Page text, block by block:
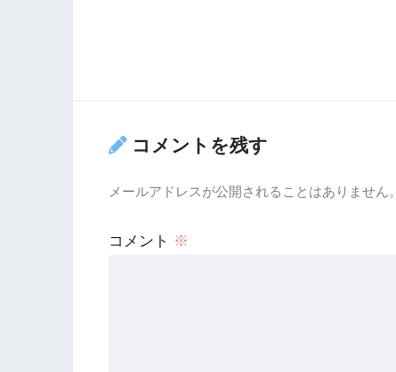
コメントを残す
メールアドレスが公開されることはありません。
コメント ※